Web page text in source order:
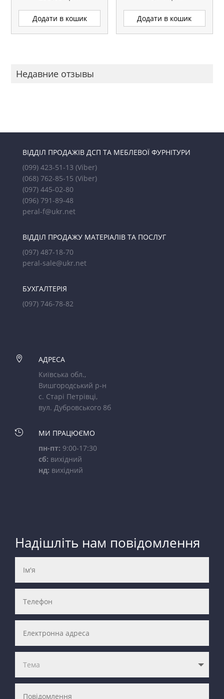
Додати в кошик Додати в кошик
Недавние отзывы
ВІДДІЛ ПРОДАЖІВ ДСП ТА МЕБЛЕВОЇ ФУРНІТУРИ
(099) 423-51-13 (Viber)
(068) 762-85-15 (Viber)
(097) 445-02-80
(096) 791-89-48
peral-f@ukr.net
ВІДДІЛ ПРОДАЖУ МАТЕРІАЛІВ ТА ПОСЛУГ
(097) 487-18-70
peral-sale@ukr.net
БУХГАЛТЕРІЯ
(097) 746-78-82

АДРЕСА
Київська обл.,
Вишгородський р-н
с. Старі Петрівці,
вул. Дубровського 8б

МИ ПРАЦЮЄМО
пн-пт: 9:00-17:30
сб: вихідний
нд: вихідний
Надішліть нам повідомлення